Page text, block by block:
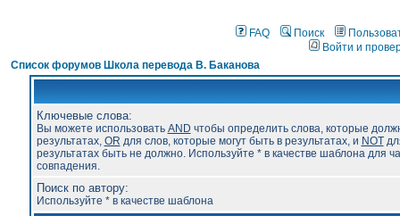
FAQ Поиск
Войти и
Список форумов Школа перевода В. Баканова
Ключевые слова:
Вы можете использовать AND чтобы определить слова, которые
результатах, OR для слов, которые могут быть в результатах, и NOT
результатах быть не должно. Используйте * в качестве шаблона для
совпадения.
Поиск по автору:
Используйте * в качестве шаблона